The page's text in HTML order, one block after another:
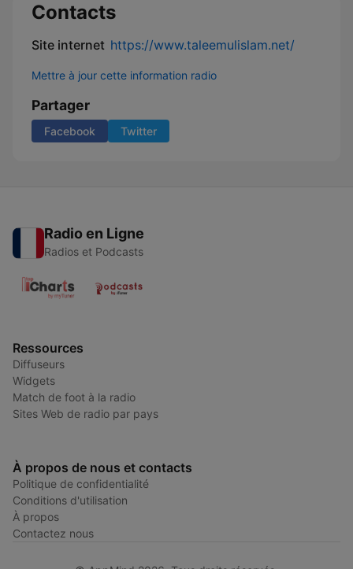
Contacts
Site internet https://www.taleemulislam.net/
Mettre à jour cette information radio
Partager
Facebook Twitter
Radio en Ligne
Radios et Podcasts
Ressources
Diffuseurs
Widgets
Match de foot à la radio
Sites Web de radio par pays
À propos de nous et contacts
Politique de confidentialité
Conditions d'utilisation
À propos
Contactez nous